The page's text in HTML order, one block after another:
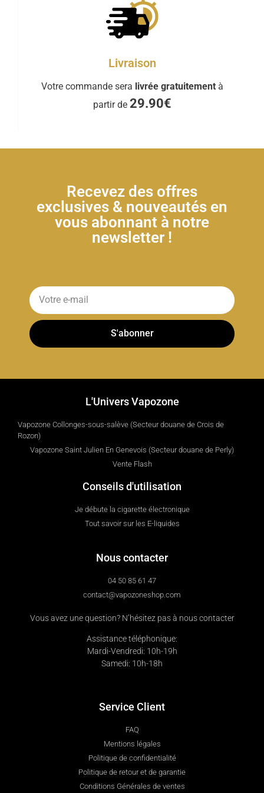
Livraison
Votre commande sera livrée gratuitement à
partir de 29.90€
Recevez des offres
exclusives & nouveautés en
vous abonnant à notre
newsletter !
S'abonner
L'Univers Vapozone
Vapozone Collonges-sous-salève (Secteur douane de Crois de
Rozon)
Vapozone Saint Julien En Genevois (Secteur douane de Perly)
Vente Flash
Conseils d'utilisation
Je débute la cigarette électronique
Tout savoir sur les E-liquides
Nous contacter
04 50 85 61 47
contact@vapozoneshop.com
Vous avez une question? N’hésitez pas à nous contacter
Assistance téléphonique:
Mardi-Vendredi: 10h-19h
Samedi: 10h-18h
Service Client
FAQ
Mentions légales
Politique de confidentialité
Politique de retour et de garantie
Conditions Générales de ventes